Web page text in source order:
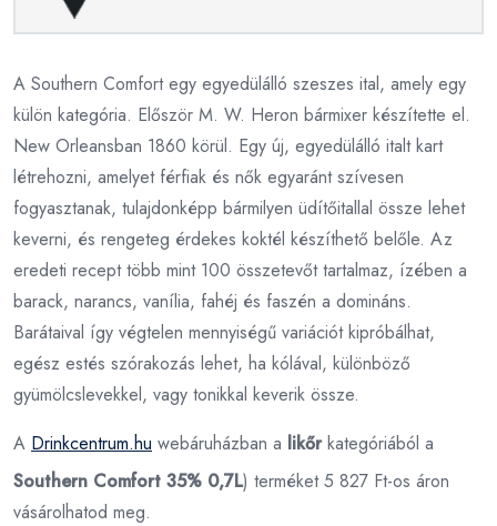
A Southern Comfort egy egyedülálló szeszes ital, amely egy
külön kategória. Először M. W. Heron bármixer készítette el.
New Orleansban 1860 körül. Egy új, egyedülálló italt kart
létrehozni, amelyet férfiak és nők egyaránt szívesen
fogyasztanak, tulajdonképp bármilyen üdítőitallal össze lehet
keverni, és rengeteg érdekes koktél készíthető belőle. Az
eredeti recept több mint 100 összetevőt tartalmaz, ízében a
barack, narancs, vanília, fahéj és faszén a domináns.
Barátaival így végtelen mennyiségű variációt kipróbálhat,
egész estés szórakozás lehet, ha kólával, különböző
gyümölcslevekkel, vagy tonikkal keverik össze.
A Drinkcentrum.hu webáruházban a likőrkategóriából a
Southern Comfort 35% 0,7L) terméket 5 827 Ft-os áron
vásárolhatod meg.